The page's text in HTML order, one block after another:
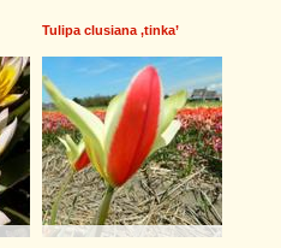
Tulipa clusiana ,tinka’